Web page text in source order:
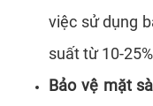
việc sử dụng
suất từ 10-
Bảo vệ mặt